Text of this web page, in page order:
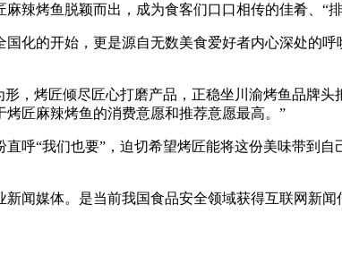
烤鱼脱颖而出，成为食客们口口相传的佳肴、“排
的开始，更是源自无数美食爱好者内心深处的呼
烤匠倾尽匠心打磨产品，正稳坐川渝烤鱼品牌头
匠麻辣烤鱼的消费意愿和推荐意愿最高。”
“我们也要”，迫切希望烤匠能将这份美味带到自
媒体。是当前我国食品安全领域获得互联网新闻